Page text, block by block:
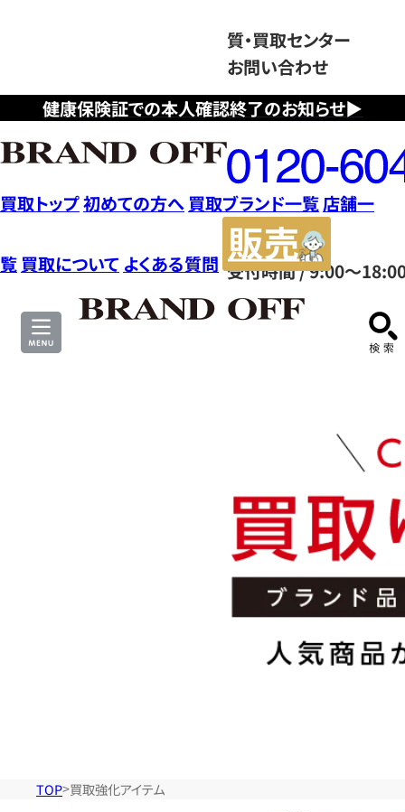
健康保険証での本人確認終了のお知らせ▶
質・買取センター
お問い合わせ
フ
リ
ー
ダ
イ
ヤ
ル
0120604117
受付時間 / 9:00～
買取トップ初めての方へ 買取ブランド一覧店舗一
覧 買取について よくある質問
サ
TOP 買取強化アイテム